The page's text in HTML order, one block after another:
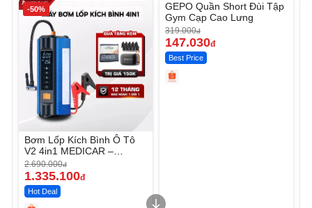
-50%
Bơm Lốp Kích Bình Ô Tô
V2 4in1 MEDICAR –
12.000mAh
2.690.000đ
1.335.100đ
Hot Deal
-53%
GEPO Quần Short Đùi Tập
Gym Cạp Cao Lưng
319.000đ
147.030đ
Best Price